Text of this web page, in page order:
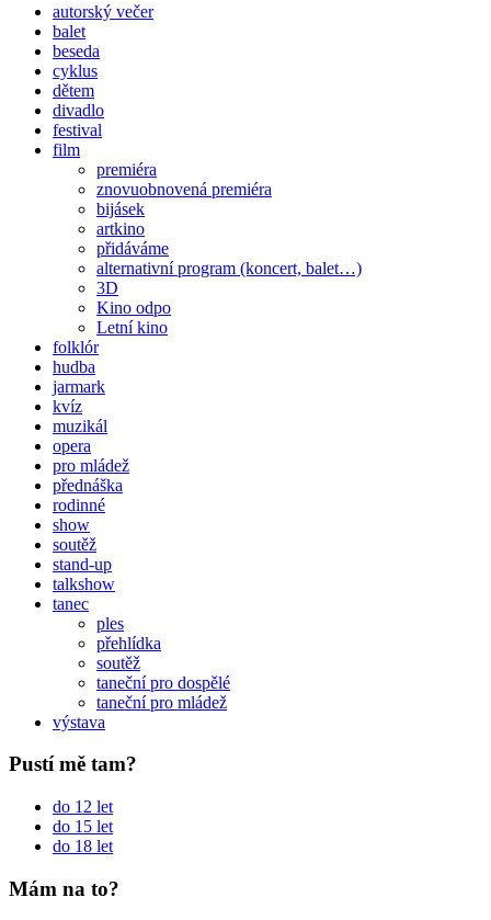
autorský večer
balet
beseda
cyklus
dětem
divadlo
festival
film
premiéra
znovuobnovená premiéra
bijásek
artkino
přidáváme
alternativní program (koncert, balet…)
3D
Kino odpo
Letní kino
folklór
hudba
jarmark
kvíz
muzikál
opera
pro mládež
přednáška
rodinné
show
soutěž
stand-up
talkshow
tanec
ples
přehlídka
soutěž
taneční pro dospělé
taneční pro mládež
výstava
Pustí mě tam?
do 12 let
do 15 let
do 18 let
Mám na to?